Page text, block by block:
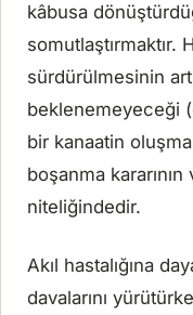
kâbusa
somutlaştırmaktır.
sürdürülmesinin
beklenemeyeceği
bir kanaatin
boşanma
niteliğindedir.
Akıl hastalığına
davalarını